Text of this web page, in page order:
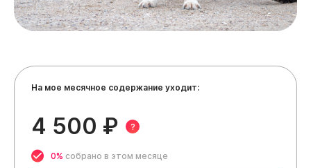
На мое месячное содержание уходит:
4 500 ₽ ?
0% собрано в этом месяце